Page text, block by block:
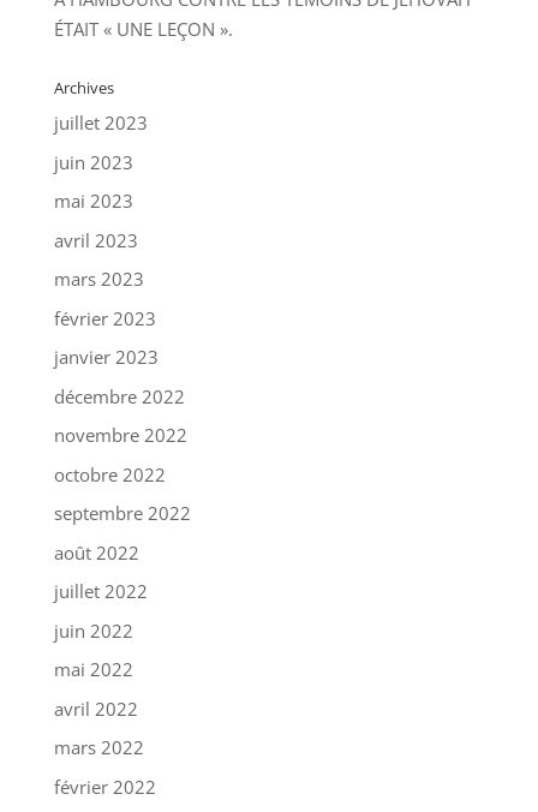
ÉTAIT « UNE LEÇON ».
Archives
juillet 2023
juin 2023
mai 2023
avril 2023
mars 2023
février 2023
janvier 2023
décembre 2022
novembre 2022
octobre 2022
septembre 2022
août 2022
juillet 2022
juin 2022
mai 2022
avril 2022
mars 2022
février 2022